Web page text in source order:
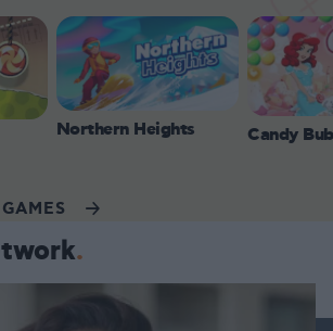
Northern Heights Candy